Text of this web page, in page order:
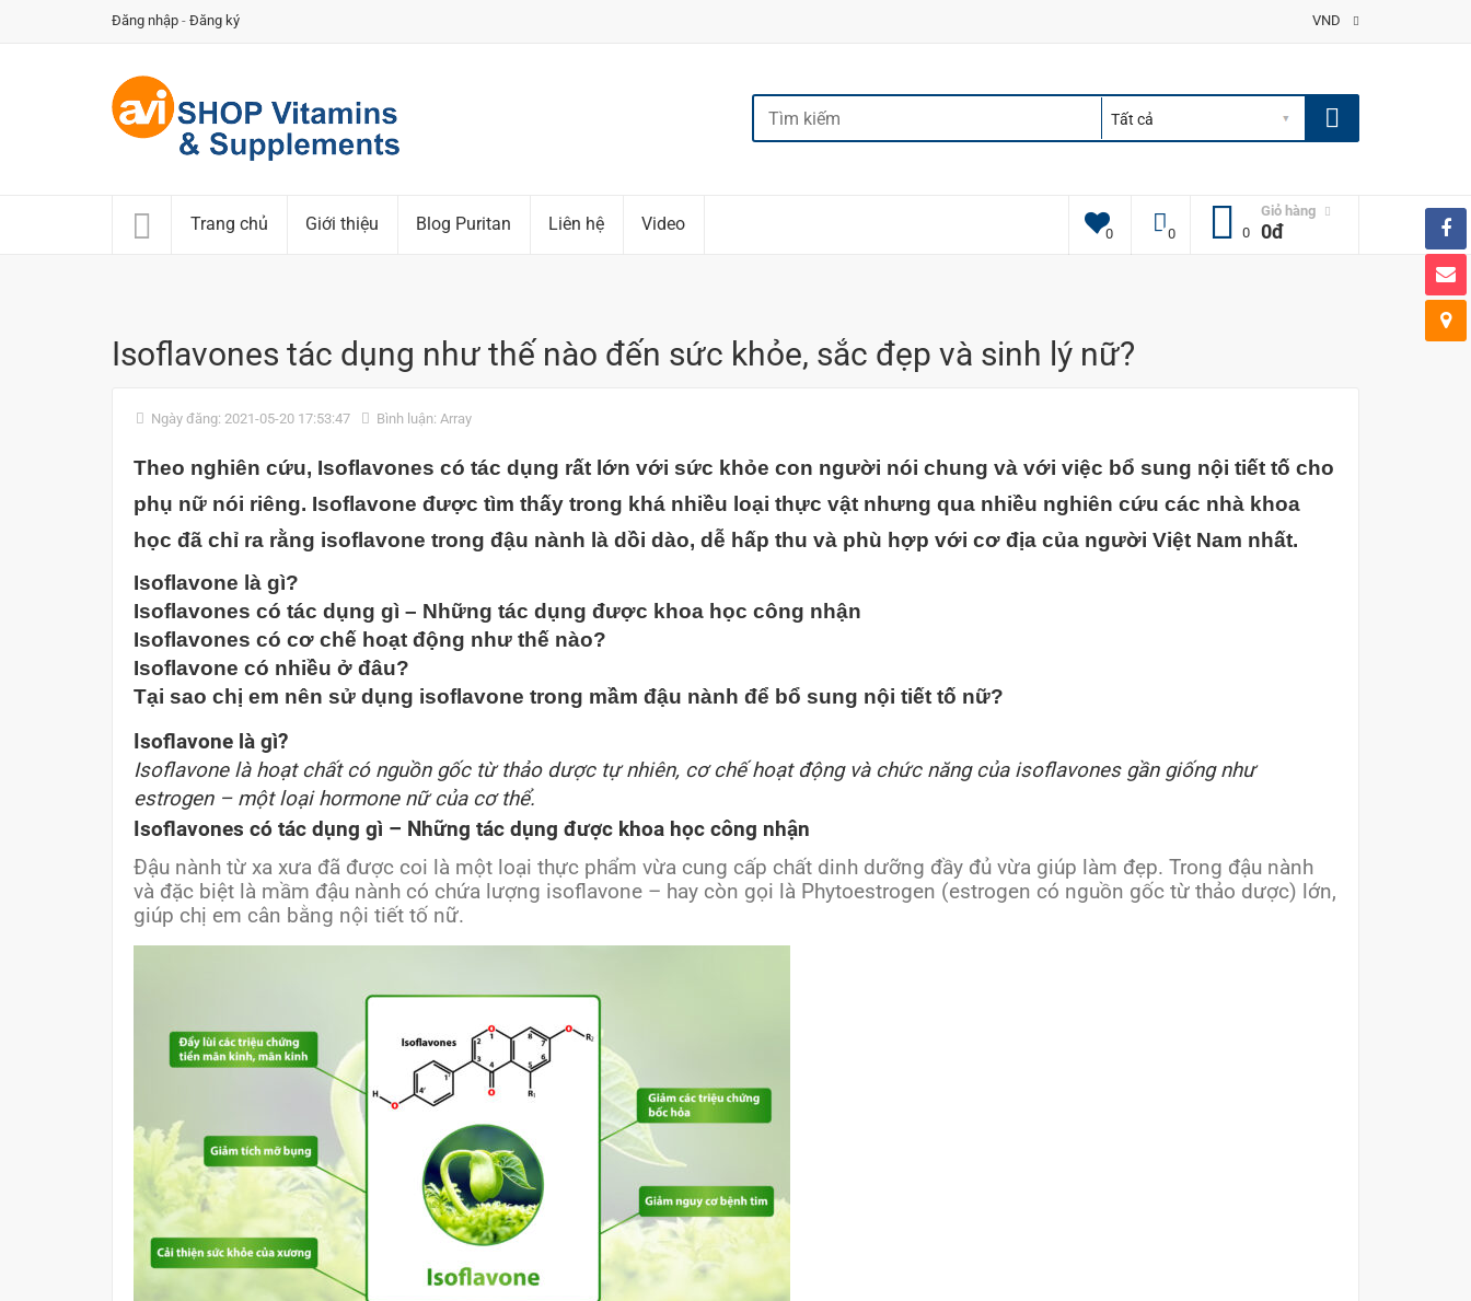
Đăng nhập - Đăng ký VND
Trang chủ Giới thiệu Blog Puritan Liên hệ Video 0 0
Giỏ hàng
0
0đ
Isoflavones tác dụng như thế nào đến sức khỏe, sắc đẹp và sinh lý nữ?
Ngày đăng: 2021-05-20 17:53:47 Bình luận: Array
Theo nghiên cứu, Isoflavones có tác dụng rất lớn với sức khỏe con người nói chung và với việc bổ sung nội tiết tố cho
phụ nữ nói riêng. Isoflavone được tìm thấy trong khá nhiều loại thực vật nhưng qua nhiều nghiên cứu các nhà khoa
học đã chỉ ra rằng isoflavone trong đậu nành là dồi dào, dễ hấp thu và phù hợp với cơ địa của người Việt Nam nhất.
Isoflavone là gì?
Isoflavones có tác dụng gì – Những tác dụng được khoa học công nhận
Isoflavones có cơ chế hoạt động như thế nào?
Isoflavone có nhiều ở đâu?
Tại sao chị em nên sử dụng isoflavone trong mầm đậu nành để bổ sung nội tiết tố nữ?
Isoflavone là gì?
Isoflavone là hoạt chất có nguồn gốc từ thảo dược tự nhiên, cơ chế hoạt động và chức năng của isoflavones gần giống như
estrogen – một loại hormone nữ của cơ thể.
Isoflavones có tác dụng gì – Những tác dụng được khoa học công nhận
Đậu nành từ xa xưa đã được coi là một loại thực phẩm vừa cung cấp chất dinh dưỡng đầy đủ vừa giúp làm đẹp. Trong đậu nành
và đặc biệt là mầm đậu nành có chứa lượng isoflavone – hay còn gọi là Phytoestrogen (estrogen có nguồn gốc từ thảo dược) lớn,
giúp chị em cân bằng nội tiết tố nữ.